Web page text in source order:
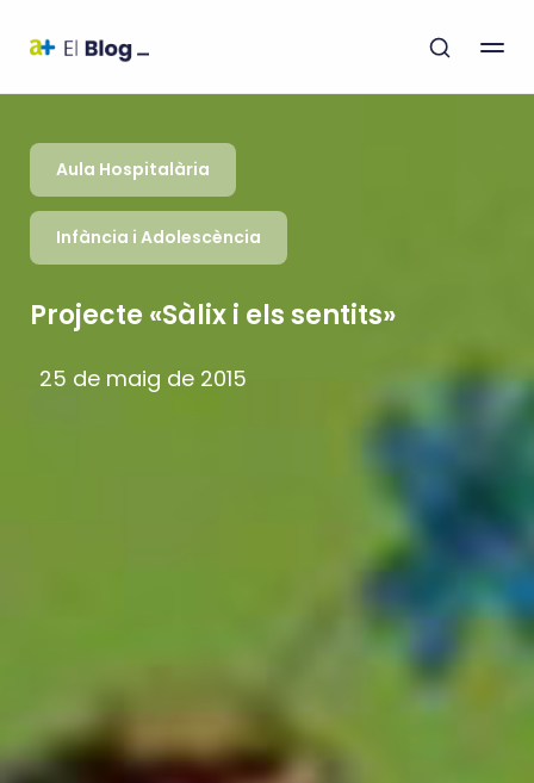
Aula Hospitalària
Infància i Adolescència
Projecte «Sàlix i els sentits»
25 de maig de 2015